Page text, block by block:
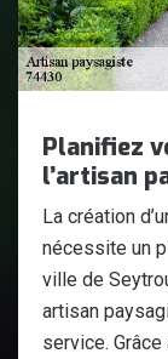
Planifiez
l’artisan
La création
nécessite un
ville de
artisan
service.